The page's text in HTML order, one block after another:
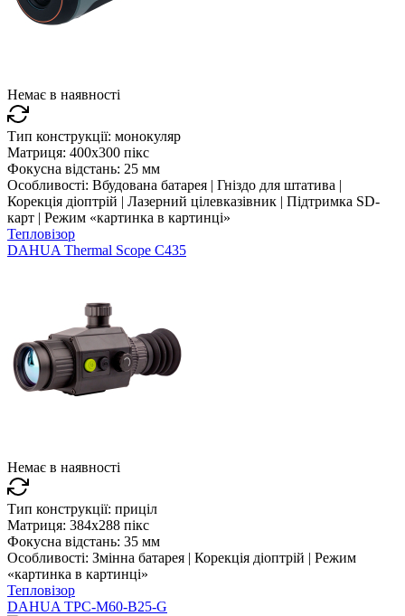
Немає в наявності
Тип конструкції: монокуляр
Матриця: 400x300 пікс
Фокусна відстань: 25 мм
Особливості: Вбудована батарея | Гніздо для штатива |
Корекція діоптрій | Лазерний цілевказівник | Підтримка SD-
карт | Режим «картинка в картинці»
Тепловізор
DAHUA Thermal Scope C435
Немає в наявності
Тип конструкції: приціл
Матриця: 384x288 пікс
Фокусна відстань: 35 мм
Особливості: Змінна батарея | Корекція діоптрій | Режим
«картинка в картинці»
Тепловізор
DAHUA TPC-M60-B25-G